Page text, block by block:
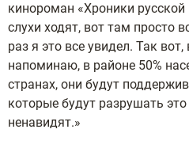
кинороман «Хроники
слухи ходят, вот там просто
раз я это все увидел. Так
напоминаю, в районе 50%
странах, они будут
которые будут разрушать
ненавидят.»